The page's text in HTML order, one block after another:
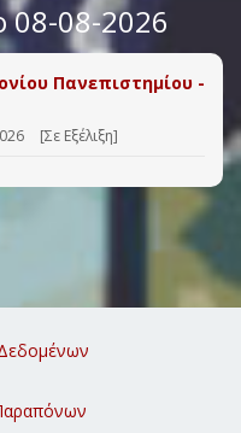
08-08-2026
Πανεπιστημίου -
[Σε Εξέλιξη]